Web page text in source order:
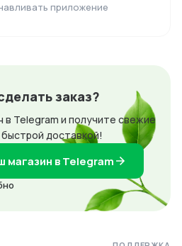
приложение
заказ?
в Telegram и получите свежие
доставкой!
магазин в Telegram